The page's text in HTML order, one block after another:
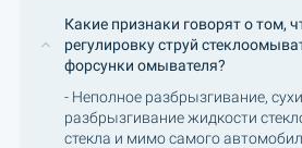
Какие признаки говорят о том,
регулировку струй
форсунки омывателя?
- Неполное разбрызгивание,
разбрызгивание жидкости
стекла и мимо самого